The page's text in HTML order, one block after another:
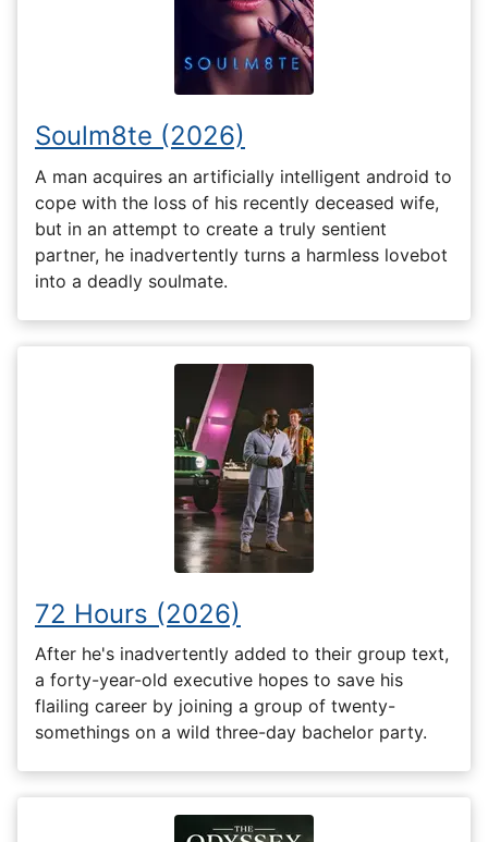
Soulm8te (2026)
A man acquires an artificially intelligent android to
cope with the loss of his recently deceased wife,
but in an attempt to create a truly sentient
partner, he inadvertently turns a harmless lovebot
into a deadly soulmate.
72 Hours (2026)
After he's inadvertently added to their group text,
a forty-year-old executive hopes to save his
flailing career by joining a group of twenty-
somethings on a wild three-day bachelor party.